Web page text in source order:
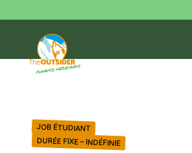
JOB ÉTUDIANT
DURÉE FIXE – INDÉFINIE